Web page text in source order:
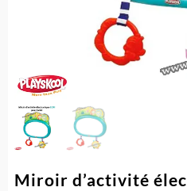
Miroir d’activité